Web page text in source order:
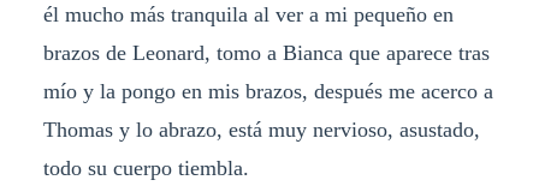
él mucho más tranquila al ver a mi pequeño en
brazos de Leonard, tomo a Bianca que aparece tras
mío y la pongo en mis brazos, después me acerco a
Thomas y lo abrazo, está muy nervioso, asustado,
todo su cuerpo tiembla.